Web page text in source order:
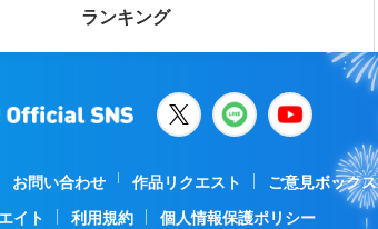
ランキング
お問い合わせ 作品リクエスト ご意見ボックス
イト
利用規約 個人情報保護ポリシー